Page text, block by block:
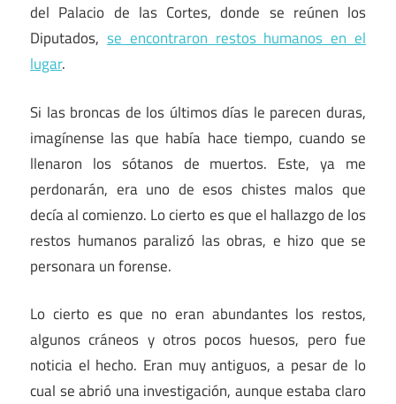
del Palacio de las Cortes, donde se reúnen los
Diputados,se encontraron restos humanos en el
lugar.
Si las broncas de los últimos días le parecen duras,
imagínense las que había hace tiempo, cuando se
llenaron los sótanos de muertos. Este, ya me
perdonarán, era uno de esos chistes malos que
decía al comienzo. Lo cierto es que el hallazgo de los
restos humanos paralizó las obras, e hizo que se
personara un forense.
Lo cierto es que no eran abundantes los restos,
algunos cráneos y otros pocos huesos, pero fue
noticia el hecho. Eran muy antiguos, a pesar de lo
cual se abrió una investigación, aunque estaba claro